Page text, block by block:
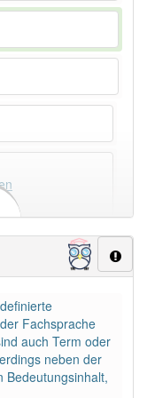
Fachsprache
auch Term oder
neben der
Bedeutungsinhalt,